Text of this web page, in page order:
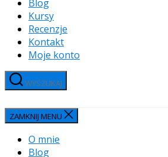
Blog
Kursy
Recenzje
Kontakt
Moje konto
WYSZUKAJ
ZAMKNIJ MENU
O mnie
Blog